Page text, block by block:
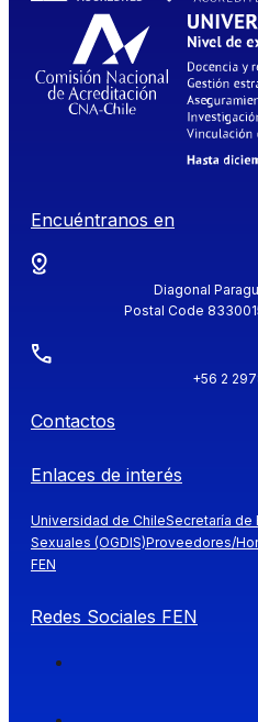
Encuéntranos en
Diagonal
Postal Code
+56 2
Contactos
Enlaces de interés
Universidad de ChileSecretaría de
Sexuales (OGDIS)Proveedores/
FEN
Redes Sociales FEN